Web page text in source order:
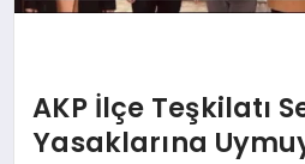
AKP İlçe Teşkilatı
Yasaklarına